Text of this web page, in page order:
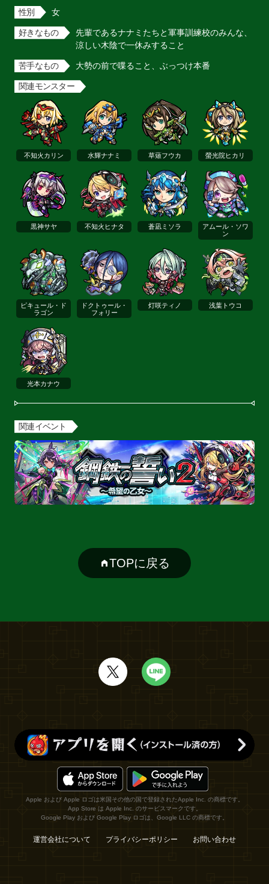
性別 女
好きなもの
先輩であるナナミたちと軍事訓練校のみんな、
涼しい木陰で一休みすること
苦手なもの 大勢の前で喋ること、ぶっつけ本番
関連モンスター
不知火カリン 水輝ナナミ 草薙フウカ 螢光院ヒカリ
黒神サヤ 不知火ヒナタ 蒼凪ミソラ
アムール・ソワ
ン
ピキュール・ド
ラゴン
ドクトゥール・
フォリー
灯咲ティノ 浅葉トウコ
光本カナウ
関連イベント
TOPに戻る
Apple および Apple ロゴは米国その他の国で登録されたApple Inc. の商標です。
App Store は Apple Inc. のサービスマークです。
Google Play および Google Play ロゴは、Google LLC の商標です。
運営会社について プライバシーポリシー お問い合わせ